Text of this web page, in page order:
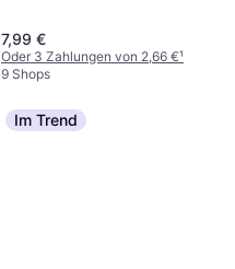
7,99 €
Oder 3 Zahlungen von 2,66 €¹
9 Shops
Im Trend